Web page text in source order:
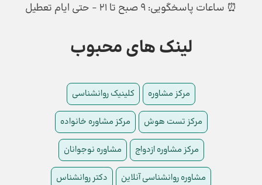
⏰ ساعات پاسخگویی: ۹ صبح تا ۲۱ - حتی ایام تعطیل
لینک های محبوب
مرکز مشاوره کلینیک روانشناسی
مرکز تست هوش مرکز مشاوره خانواده
مرکز مشاوره ازدواج مشاوره نوجوانان
مشاوره روانشناسی آنلاین دکتر روانشناس